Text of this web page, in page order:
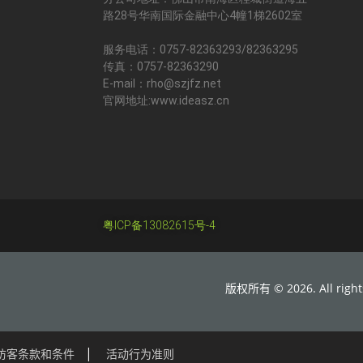
路28号华南国际金融中心4幢1梯2602室
服务电话：0757-82363293/82363295
传真：0757-82363290
E-mail：rho@szjfz.net
官网地址:www.ideasz.cn
粤ICP备13082615号-4
版权所有 © 2026. All
客条款和条件 活动行为准则